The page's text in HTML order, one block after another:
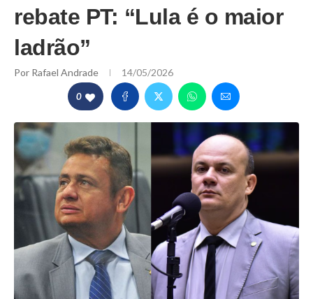
rebate PT: “Lula é o maior
ladrão”
Por Rafael Andrade 14/05/2026
0